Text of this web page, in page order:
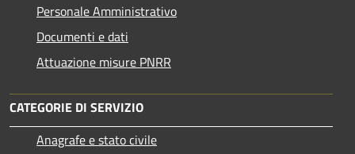
Personale Amministrativo
Documenti e dati
Attuazione misure PNRR
CATEGORIE DI SERVIZIO
Anagrafe e stato civile